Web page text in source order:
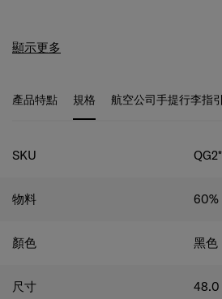
顯示更多
產品特點 規格 航空公司手提行李指引
規格
SKU
物料 60%
顏色 黑色
尺寸 48.0